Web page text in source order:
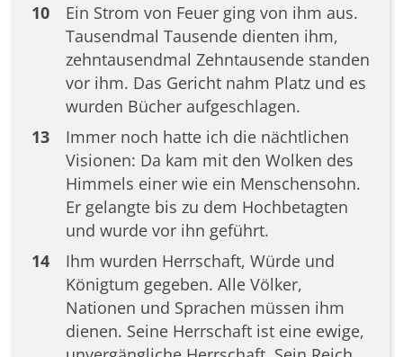
10
Ein Strom von Feuer ging von ihm aus.
Tausendmal Tausende dienten ihm,
zehntausendmal Zehntausende standen
vor ihm. Das Gericht nahm Platz und es
wurden Bücher aufgeschlagen.
13
Immer noch hatte ich die nächtlichen
Visionen: Da kam mit den Wolken des
Himmels einer wie ein Menschensohn.
Er gelangte bis zu dem Hochbetagten
und wurde vor ihn geführt.
14
Ihm wurden Herrschaft, Würde und
Königtum gegeben. Alle Völker,
Nationen und Sprachen müssen ihm
dienen. Seine Herrschaft ist eine ewige,